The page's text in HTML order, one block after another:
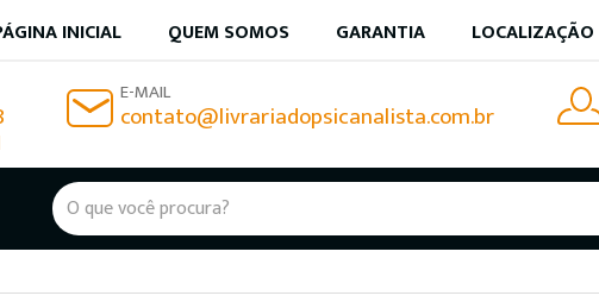
INICIAL QUEM SOMOS GARANTIA LOCALIZAÇÃO
E-MAIL
contato@livrariadopsicanalista.com.br